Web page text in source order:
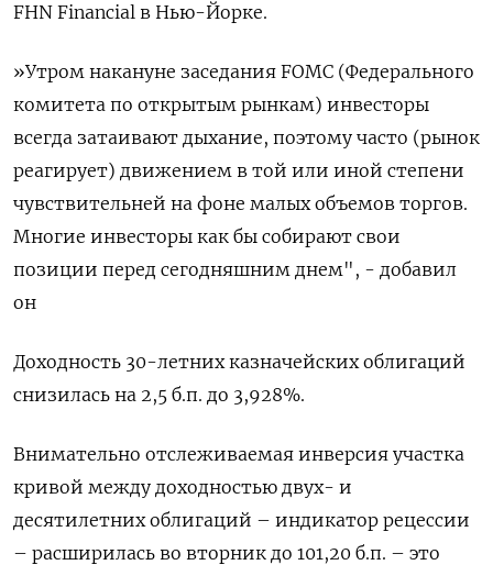
FHN Financial в Нью-Йорке.
»Утром накануне заседания FOMC (Федерального
комитета по открытым рынкам) инвесторы
всегда затаивают дыхание, поэтому часто (рынок
реагирует) движением в той или иной степени
чувствительней на фоне малых объемов торгов.
Многие инвесторы как бы собирают свои
позиции перед сегодняшним днем", - добавил
он
Доходность 30-летних казначейских облигаций
снизилась на 2,5 б.п. до 3,928%.
Внимательно отслеживаемая инверсия участка
кривой между доходностью двух- и
десятилетних облигаций – индикатор рецессии
– расширилась во вторник до 101,20 б.п. – это